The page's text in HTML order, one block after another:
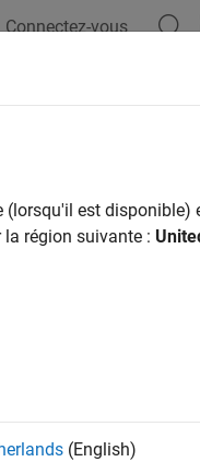
Connectez-vous
est disponible)
la région suivante :
(English)